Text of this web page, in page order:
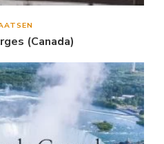
(Canada)